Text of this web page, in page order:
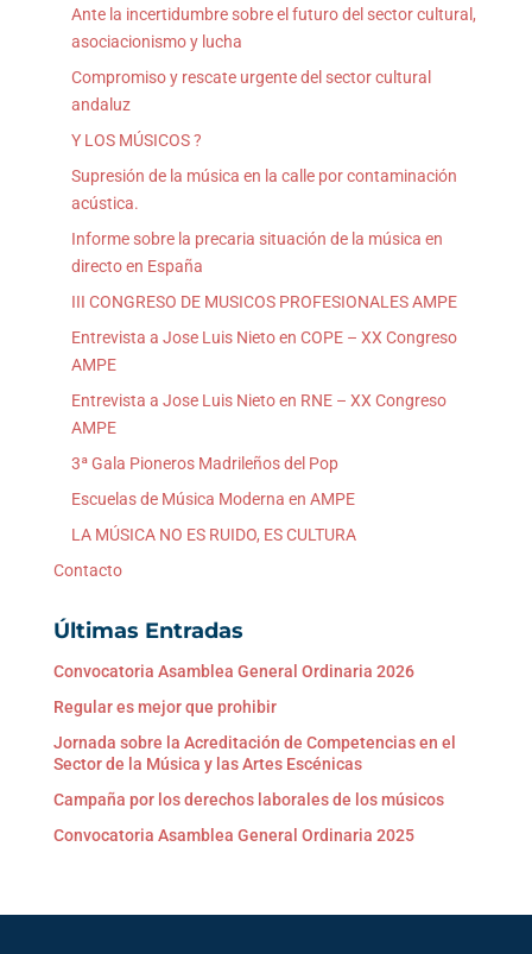
Ante la incertidumbre sobre el futuro del sector cultural,
asociacionismo y lucha
Compromiso y rescate urgente del sector cultural
andaluz
Y LOS MÚSICOS ?
Supresión de la música en la calle por contaminación
acústica.
Informe sobre la precaria situación de la música en
directo en España
III CONGRESO DE MUSICOS PROFESIONALES AMPE
Entrevista a Jose Luis Nieto en COPE – XX Congreso
AMPE
Entrevista a Jose Luis Nieto en RNE – XX Congreso
AMPE
3ª Gala Pioneros Madrileños del Pop
Escuelas de Música Moderna en AMPE
LA MÚSICA NO ES RUIDO, ES CULTURA
Contacto
Últimas Entradas
Convocatoria Asamblea General Ordinaria 2026
Regular es mejor que prohibir
Jornada sobre la Acreditación de Competencias en el
Sector de la Música y las Artes Escénicas
Campaña por los derechos laborales de los músicos
Convocatoria Asamblea General Ordinaria 2025